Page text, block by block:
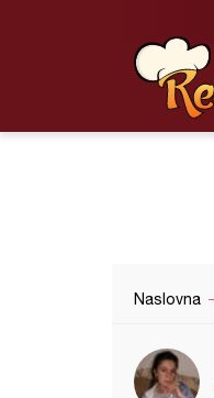
Naslovna